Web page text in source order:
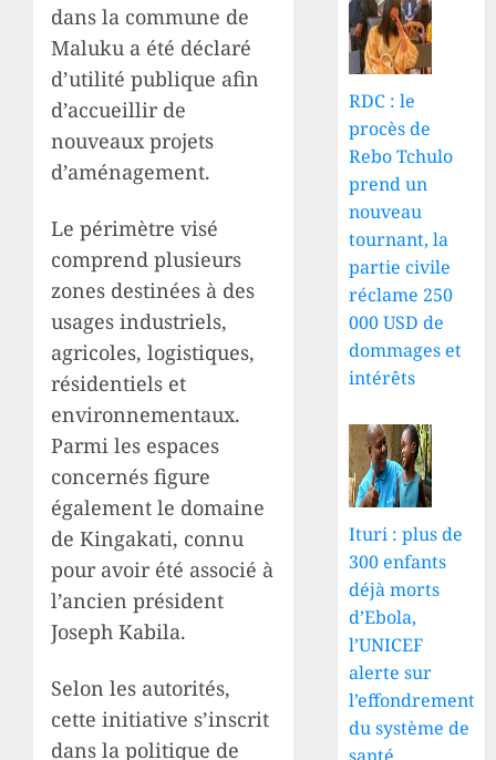
dans la commune de
Maluku a été déclaré
d’utilité publique afin
d’accueillir de
nouveaux projets
d’aménagement.
Le périmètre visé
comprend plusieurs
zones destinées à des
usages industriels,
agricoles, logistiques,
résidentiels et
environnementaux.
Parmi les espaces
concernés figure
également le domaine
de Kingakati, connu
pour avoir été associé à
l’ancien président
Joseph Kabila.
Selon les autorités,
cette initiative s’inscrit
dans la politique de
RDC : le
procès de
Rebo Tchulo
prend un
nouveau
tournant, la
partie civile
réclame 250
000 USD de
dommages et
intérêts
Ituri : plus de
300 enfants
déjà morts
d’Ebola,
l’UNICEF
alerte sur
l’effondrement
du système de